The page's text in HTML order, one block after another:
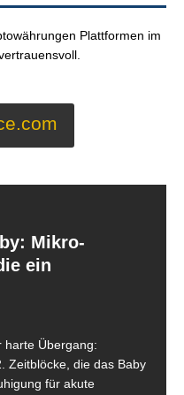
Plattformen im
Mikro-
ein
harte Übergang:
Zeitblöcke, die das Baby
für akute